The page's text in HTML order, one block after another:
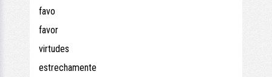
favo
favor
virtudes
estrechamente